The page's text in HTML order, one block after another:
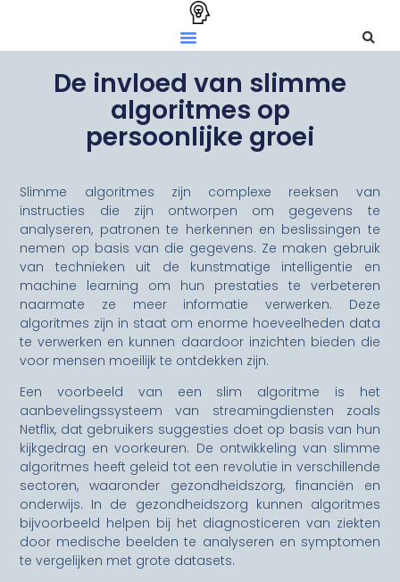
De invloed van slimme
algoritmes op
persoonlijke groei
Slimme algoritmes zijn complexe reeksen van
instructies die zijn ontworpen om gegevens te
analyseren, patronen te herkennen en beslissingen te
nemen op basis van die gegevens. Ze maken gebruik
van technieken uit de kunstmatige intelligentie en
machine learning om hun prestaties te verbeteren
naarmate ze meer informatie verwerken. Deze
algoritmes zijn in staat om enorme hoeveelheden data
te verwerken en kunnen daardoor inzichten bieden die
voor mensen moeilijk te ontdekken zijn.
Een voorbeeld van een slim algoritme is het
aanbevelingssysteem van streamingdiensten zoals
Netflix, dat gebruikers suggesties doet op basis van hun
kijkgedrag en voorkeuren. De ontwikkeling van slimme
algoritmes heeft geleid tot een revolutie in verschillende
sectoren, waaronder gezondheidszorg, financiën en
onderwijs. In de gezondheidszorg kunnen algoritmes
bijvoorbeeld helpen bij het diagnosticeren van ziekten
door medische beelden te analyseren en symptomen
te vergelijken met grote datasets.